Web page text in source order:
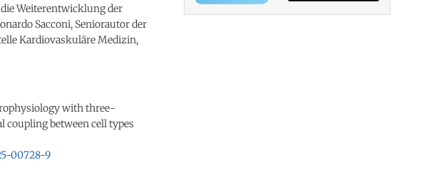
Weiterentwicklung der
Sacconi, Seniorautor der
Kardiovaskuläre Medizin,
with three-
between cell types
00728-9